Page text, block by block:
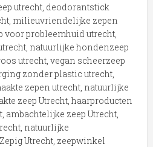
utrecht, deodorantstick
milieuvriendelijke zepen
voor probleemhuid utrecht,
natuurlijke hondenzeep
utrecht, vegan scheerzeep
zonder plastic utrecht,
zepen utrecht, natuurlijke
zeep Utrecht, haarproducten
ambachtelijke zeep Utrecht,
natuurlijke
Utrecht, zeepwinkel